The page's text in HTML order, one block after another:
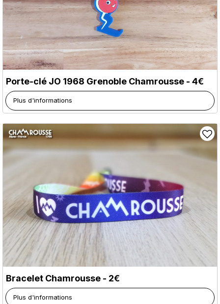
Porte-clé JO 1968 Grenoble Chamrousse - 4€
Plus d'informations
Bracelet Chamrousse - 2€
Plus d'informations